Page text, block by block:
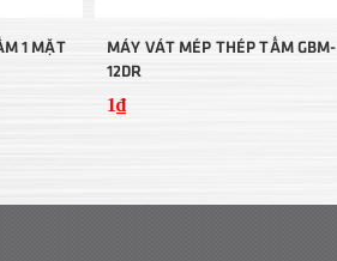
1 MẶT
MÁY VÁT MÉP THÉP TẤM GBM-
12DR
1₫